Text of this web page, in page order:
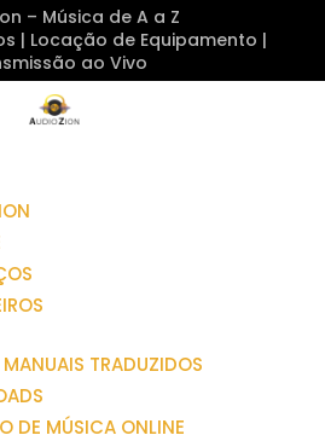
– Música de A a Z
| Locação de Equipamento |
ao Vivo
TRADUZIDOS
DE MÚSICA ONLINE